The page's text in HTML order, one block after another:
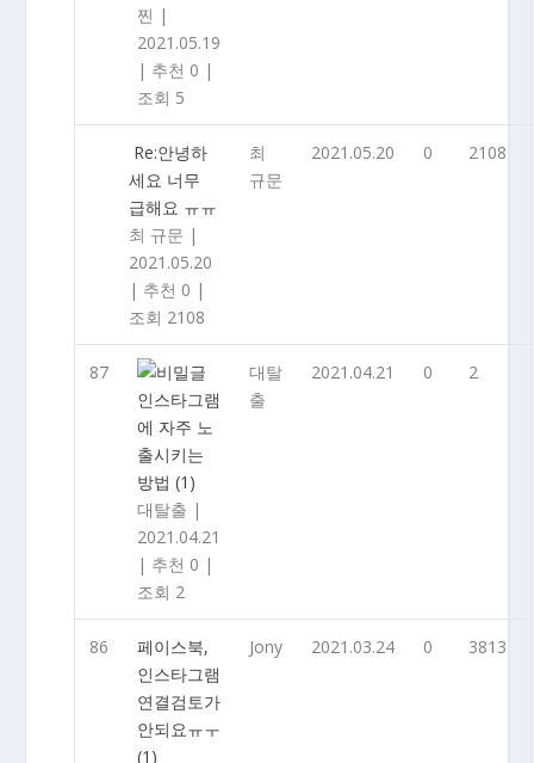
찐 |
2021.05.19
| 추천 0 |
조회 5
Re:안녕하
세요 너무
급해요 ㅠㅠ
최 규문 |
2021.05.20
| 추천 0 |
조회 2108
최
규문
2021.05.20 0 2108
87
인스타그램
에 자주 노
출시키는
방법(1)
대탈출 |
2021.04.21
| 추천 0 |
조회 2
대탈
출
2021.04.21 0 2
86
페이스북,
인스타그램
연결검토가
안되요ㅠㅜ
(1)
Jony 2021.03.24 0 3813